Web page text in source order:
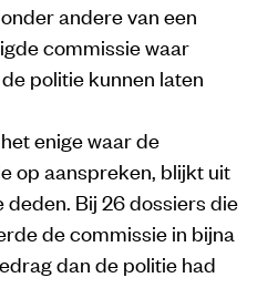
andere van een
commissie waar
politie kunnen laten
enige waar de
op aanspreken, blijkt uit
Bij 26 dossiers die
de commissie in bijna
dan de politie had